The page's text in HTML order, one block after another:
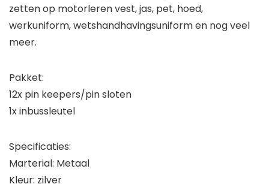
zetten op motorleren vest, jas, pet, hoed,
werkuniform, wetshandhavingsuniform en nog veel
meer.
Pakket:
12x pin keepers/pin sloten
1x inbussleutel
Specificaties:
Marterial: Metaal
Kleur: zilver